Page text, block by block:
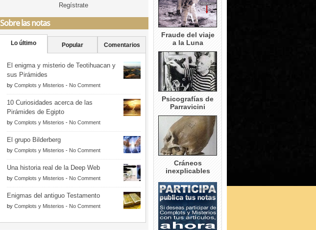
Regístrate
Sobre las notas
Lo último Popular Comentarios
El enigma y misterio de Teotihuacan y
sus Pirámides
by Complots y Misterios - No Comment
10 Curiosidades acerca de las
Pirámides de Egipto
by Complots y Misterios - No Comment
El grupo Bilderberg
by Complots y Misterios - No Comment
Una historia real de la Deep Web
by Complots y Misterios - No Comment
Enigmas del antiguo Testamento
by Complots y Misterios - No Comment
Fraude del viaje
a la Luna
Psicografías de
Parravicini
Cráneos
inexplicables